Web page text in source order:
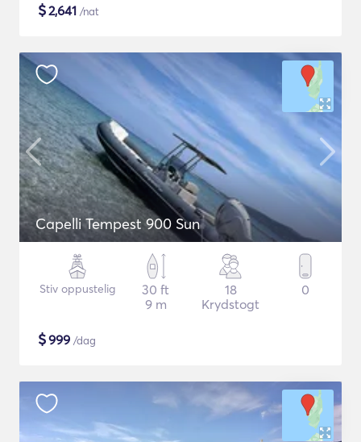
$2,641 /nat
Capelli Tempest 900 Sun
Stiv oppustelig
30 ft
9 m
18
Krydstogt
0
$999 /dag